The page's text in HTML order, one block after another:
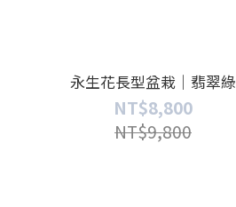
永生花長型盆栽｜翡翠綠
NT$8,800
NT$9,800